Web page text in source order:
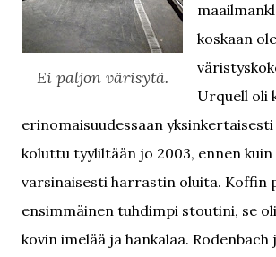
Ei paljon värisytä.
koskaan
Urquell oli
erinomaisuudessaan
koluttu tyyliltään jo 2003, ennen kuin
varsinaisesti harrastin oluita. Koffin
ensimmäinen tuhdimpi stoutini, se
kovin imelää ja hankalaa.